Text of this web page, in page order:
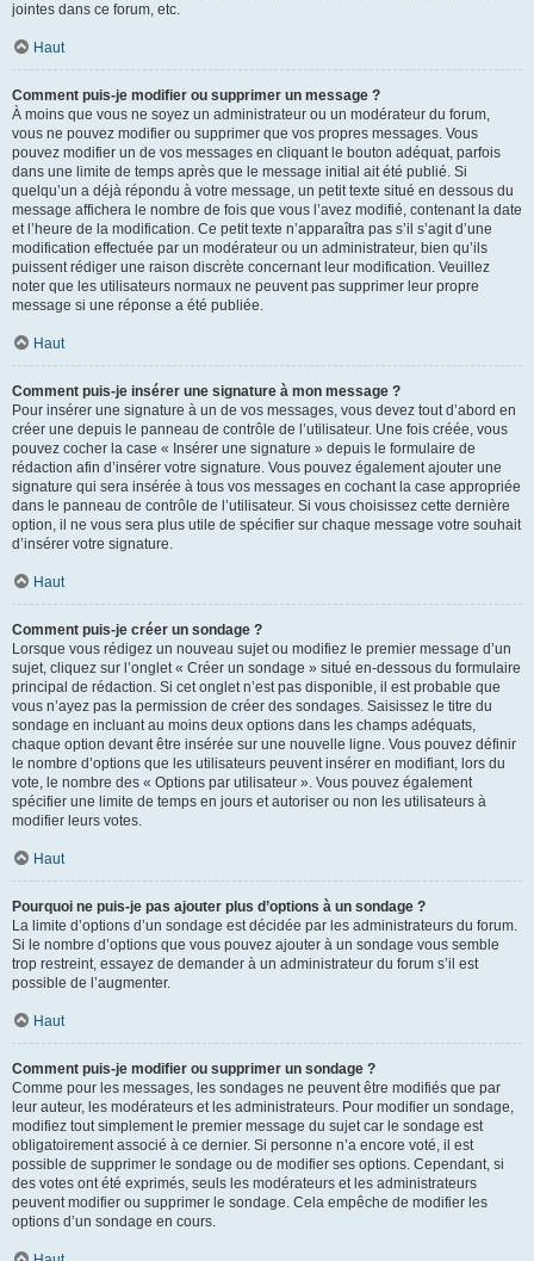
jointes dans ce forum, etc.
Haut
Comment puis-je modifier ou supprimer un message ?
À moins que vous ne soyez un administrateur ou un modérateur du forum,
vous ne pouvez modifier ou supprimer que vos propres messages. Vous
pouvez modifier un de vos messages en cliquant le bouton adéquat, parfois
dans une limite de temps après que le message initial ait été publié. Si
quelqu’un a déjà répondu à votre message, un petit texte situé en dessous du
message affichera le nombre de fois que vous l’avez modifié, contenant la date
et l’heure de la modification. Ce petit texte n’apparaîtra pas s’il s’agit d’une
modification effectuée par un modérateur ou un administrateur, bien qu’ils
puissent rédiger une raison discrète concernant leur modification. Veuillez
noter que les utilisateurs normaux ne peuvent pas supprimer leur propre
message si une réponse a été publiée.
Haut
Comment puis-je insérer une signature à mon message ?
Pour insérer une signature à un de vos messages, vous devez tout d’abord en
créer une depuis le panneau de contrôle de l’utilisateur. Une fois créée, vous
pouvez cocher la case « Insérer une signature » depuis le formulaire de
rédaction afin d’insérer votre signature. Vous pouvez également ajouter une
signature qui sera insérée à tous vos messages en cochant la case appropriée
dans le panneau de contrôle de l’utilisateur. Si vous choisissez cette dernière
option, il ne vous sera plus utile de spécifier sur chaque message votre souhait
d’insérer votre signature.
Haut
Comment puis-je créer un sondage ?
Lorsque vous rédigez un nouveau sujet ou modifiez le premier message d’un
sujet, cliquez sur l’onglet « Créer un sondage » situé en-dessous du formulaire
principal de rédaction. Si cet onglet n’est pas disponible, il est probable que
vous n’ayez pas la permission de créer des sondages. Saisissez le titre du
sondage en incluant au moins deux options dans les champs adéquats,
chaque option devant être insérée sur une nouvelle ligne. Vous pouvez définir
le nombre d’options que les utilisateurs peuvent insérer en modifiant, lors du
vote, le nombre des « Options par utilisateur ». Vous pouvez également
spécifier une limite de temps en jours et autoriser ou non les utilisateurs à
modifier leurs votes.
Haut
Pourquoi ne puis-je pas ajouter plus d’options à un sondage ?
La limite d’options d’un sondage est décidée par les administrateurs du forum.
Si le nombre d’options que vous pouvez ajouter à un sondage vous semble
trop restreint, essayez de demander à un administrateur du forum s’il est
possible de l’augmenter.
Haut
Comment puis-je modifier ou supprimer un sondage ?
Comme pour les messages, les sondages ne peuvent être modifiés que par
leur auteur, les modérateurs et les administrateurs. Pour modifier un sondage,
modifiez tout simplement le premier message du sujet car le sondage est
obligatoirement associé à ce dernier. Si personne n’a encore voté, il est
possible de supprimer le sondage ou de modifier ses options. Cependant, si
des votes ont été exprimés, seuls les modérateurs et les administrateurs
peuvent modifier ou supprimer le sondage. Cela empêche de modifier les
options d’un sondage en cours.